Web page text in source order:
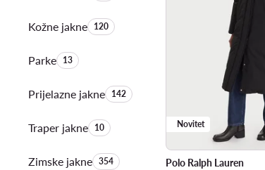
Kožne jakneKoličina proizvoda:
120
ParkeKoličina proizvoda:
13
Prijelazne jakneKoličina proizvoda:
142
Traper jakneKoličina proizvoda:
10
Zimske jakneKoličina proizvoda:
354
Novitet
Polo Ralph Lauren